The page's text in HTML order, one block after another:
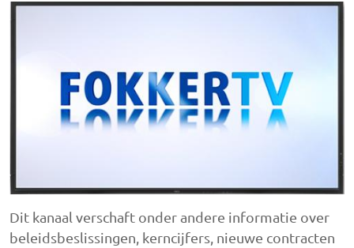
Dit kanaal verschaft onder andere informatie over
beleidsbeslissingen, kerncijfers, nieuwe contracten